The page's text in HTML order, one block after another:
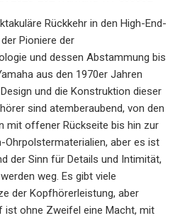
Rückkehr in den High-End-
Pioniere der
und dessen Abstammung bis
aus den 1970er Jahren
und die Konstruktion dieser
sind atemberaubend, von den
mit offener Rückseite bis hin zur
aber es ist
der Sinn für Details und Intimität,
weg. Es gibt viele
der Kopfhörerleistung, aber
ist ohne Zweifel eine Macht, mit